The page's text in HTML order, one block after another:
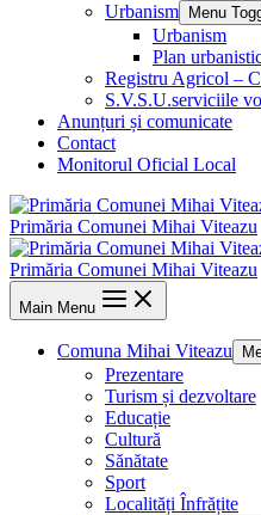
Urbanism
Menu
Urbanism
Plan
Registru Agricol –
S.V.S.U.serviciile
Anunțuri și comunicate
Contact
Monitorul Oficial Local
Primăria Comunei Mihai Viteazu
Primăria Comunei Mihai Viteazu
Main Menu
Comuna Mihai Viteazu
Prezentare
Turism și dezvoltare
Educație
Cultură
Sănătate
Sport
Localități Înfrățite